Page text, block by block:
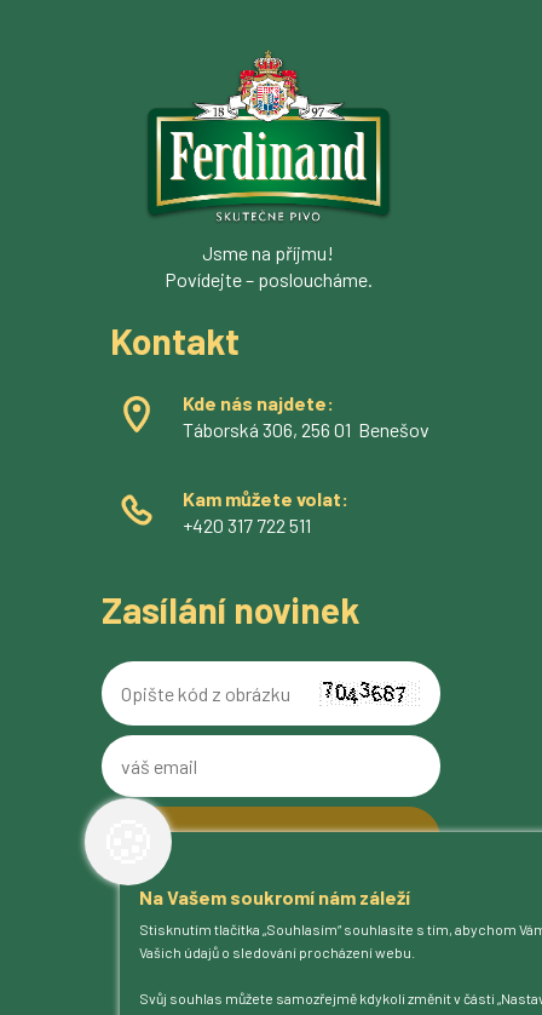
Na Vašem soukromí nám záleží
Stisknutím tlačítka „Souhlasím“ souhlasíte s tím, abychom
Vašich údajů o sledování procházení webu.
Svůj souhlas můžete samozřejmě kdykoli změnit v části
O pivovaru
Naše piva
Kam na Ferdinanda
Humnová sladovna
Jsme na příjmu!
Povídejte – posloucháme.
Kontakt
Kde nás najdete:
Táborská 306, 256 01 Benešov
Kam můžete volat:
+420 317 722 511
Zasílání novinek
Opište
kód
váš
email